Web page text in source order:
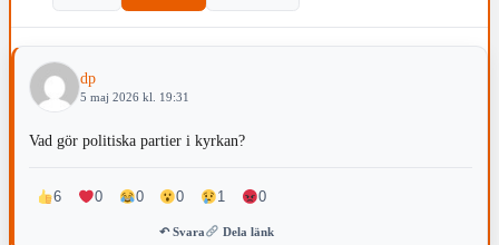
dp
5 maj 2026 kl. 19:31
Vad gör politiska partier i kyrkan?
6 0 0 0 1 0
↶ Svara Dela länk